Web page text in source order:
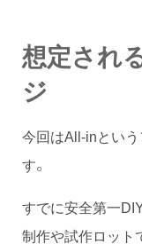
想定され
ジ
今回はAll-inとい
す。
すでに安全第一
制作や試作ロット